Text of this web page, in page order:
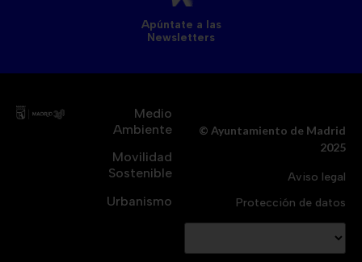
Apúntate a las
Newsletters
Medio
Ambiente
Movilidad
Sostenible
Urbanismo
© Ayuntamiento de Madrid
2025
Aviso legal
Protección de datos